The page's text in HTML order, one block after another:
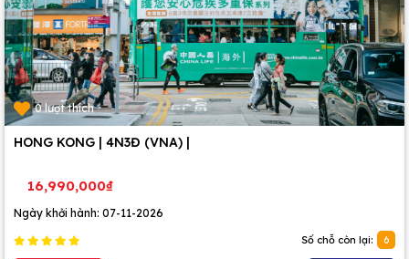
0 lượt thích
HONG KONG | 4N3Đ (VNA) |
16,990,000₫
Ngày khởi hành: 07-11-2026
Số chỗ còn lại: 6